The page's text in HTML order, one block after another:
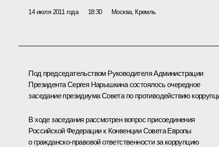
14 июля 2011 года 18:30 Москва, Кремль
Под председательством Руководителя Администрации
ПрезидентаСергея Нарышкинасостоялось очередное
заседание президиума Совета по противодействию
В ходе заседания рассмотрен вопрос присоединения
Российской Федерации к Конвенции Совета Европы
о гражданско-правовой ответственности за коррупцию